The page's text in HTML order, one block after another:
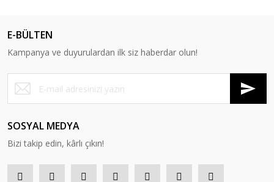
E-BÜLTEN
Kampanya ve duyurulardan ilk siz haberdar olun!
SOSYAL MEDYA
Bizi takip edin, kârlı çıkın!